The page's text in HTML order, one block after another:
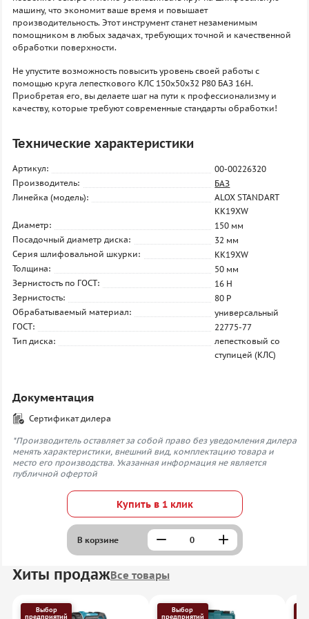
машину, что экономит ваше время и повышает
производительность. Этот инструмент станет незаменимым
помощником в любых задачах, требующих точной и качественной
обработки поверхности.
Не упустите возможность повысить уровень своей работы с
помощью круга лепесткового КЛС 150х50х32 P80 БАЗ 16H.
Приобретая его, вы делаете шаг на пути к профессионализму и
качеству, которые требуют современные стандарты обработки!
Технические характеристики
Артикул:
00-00226320
Производитель:
БАЗ
Линейка (модель):
ALOX STANDART
KK19XW
Диаметр:
150 мм
Посадочный диаметр диска:
32 мм
Серия шлифовальной шкурки:
KK19XW
Толщина:
50 мм
Зернистость по ГОСТ:
16 H
Зернистость:
80 P
Обрабатываемый материал:
универсальный
ГОСТ:
22775-77
Тип диска:
лепестковый со
ступицей (КЛС)
Документация
Сертификат дилера
*Производитель оставляет за собой право без уведомления дилера
менять характеристики, внешний вид, комплектацию товара и
место его производства. Указанная информация не является
публичной офертой
Купить в 1 клик
В корзине
Хиты продажВсе товары
Выбор
предприятий
Выбор
предприятий